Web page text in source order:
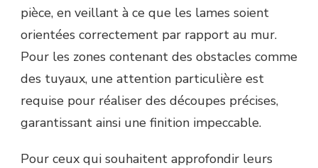
pièce, en veillant à ce que les lames soient
orientées correctement par rapport au mur.
Pour les zones contenant des obstacles comme
des tuyaux, une attention particulière est
requise pour réaliser des découpes précises,
garantissant ainsi une finition impeccable.
Pour ceux qui souhaitent approfondir leurs